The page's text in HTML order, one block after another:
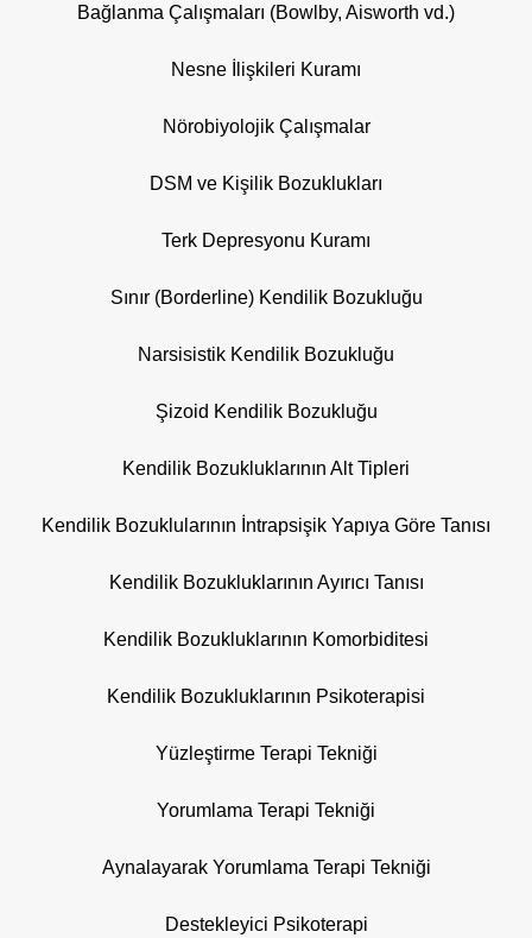
Bağlanma Çalışmaları (Bowlby, Aisworth vd.)
Nesne İlişkileri Kuramı
Nörobiyolojik Çalışmalar
DSM ve Kişilik Bozuklukları
Terk Depresyonu Kuramı
Sınır (Borderline) Kendilik Bozukluğu
Narsisistik Kendilik Bozukluğu
Şizoid Kendilik Bozukluğu
Kendilik Bozukluklarının Alt Tipleri
Kendilik Bozuklularının İntrapsişik Yapıya Göre Tanısı
Kendilik Bozukluklarının Ayırıcı Tanısı
Kendilik Bozukluklarının Komorbiditesi
Kendilik Bozukluklarının Psikoterapisi
Yüzleştirme Terapi Tekniği
Yorumlama Terapi Tekniği
Aynalayarak Yorumlama Terapi Tekniği
Destekleyici Psikoterapi